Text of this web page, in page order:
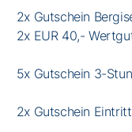
2x Gutschein
2x EUR 40,-
5x Gutschein 3-
2x Gutschein